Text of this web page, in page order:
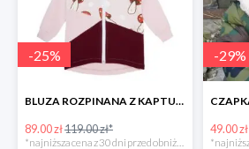
-25%
BLUZA ROZPINANA Z KAPTUREM MUCHOMORY
89.00 zł119.00 zł*
-29%
49.00 zł